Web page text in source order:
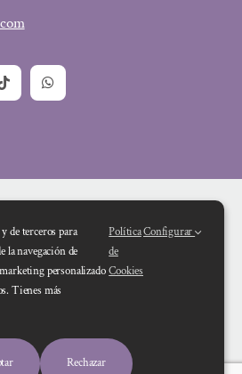
– NextGenerationEU. Sin embargo, los
los de la Unión Europea o la Comisión
la Comisión Europea pueden ser consideradas
de terceros para
la navegación de
personalizado
Tienes más
Política
de
Cookies
Configurar
Rechazar